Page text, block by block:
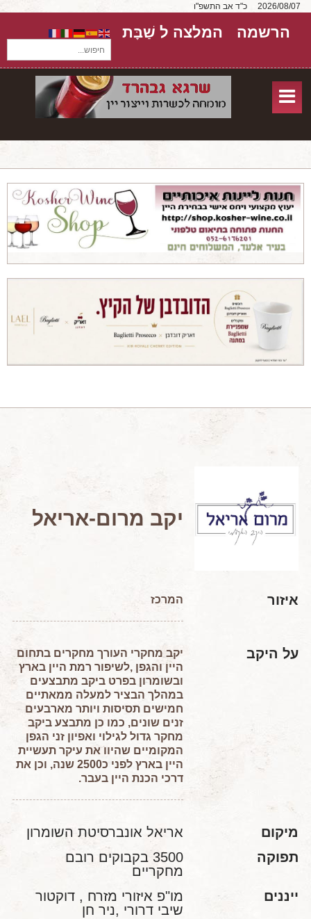
כ"ד אב התשפ"ו
חיפוש...
הרשמה המלצה ל שַׁבָּת
אודות
שירותים
יקבים
מאמרים
טורים על יקבים
מאמרים מקצועיים
מאמרים הלכתיים
המלצות יין לְ שַׁבָּת
חדשות ועדכונים
יקב מרום-אריאל
איזור המרכז
על היקב
יקב מחקרי העורך מחקרים בתחום
היין והגפן ,לשיפור רמת היין בארץ
ובשומרון בפרט ביקב מתבצעים
במהלך הבציר למעלה ממאתיים
חמישים תסיסות ויותר מארבעים
זנים שונים, כמו כן מתבצע ביקב
מחקר גדול לגילוי ואפיון זני הגפן
המקומיים שהיוו את עיקר תעשיית
היין בארץ לפני כ2500 שנה, וכן את
דרכי הכנת היין בעבר.
מיקום
אריאל אונברסיטת השומרון
תפוקה
3500 בקבוקים רובם
מחקריים
ייננים
מו"פ איזורי מזרח , דוקטור
שיבי דרורי ,ניר חן